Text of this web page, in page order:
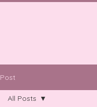
Post
All Posts